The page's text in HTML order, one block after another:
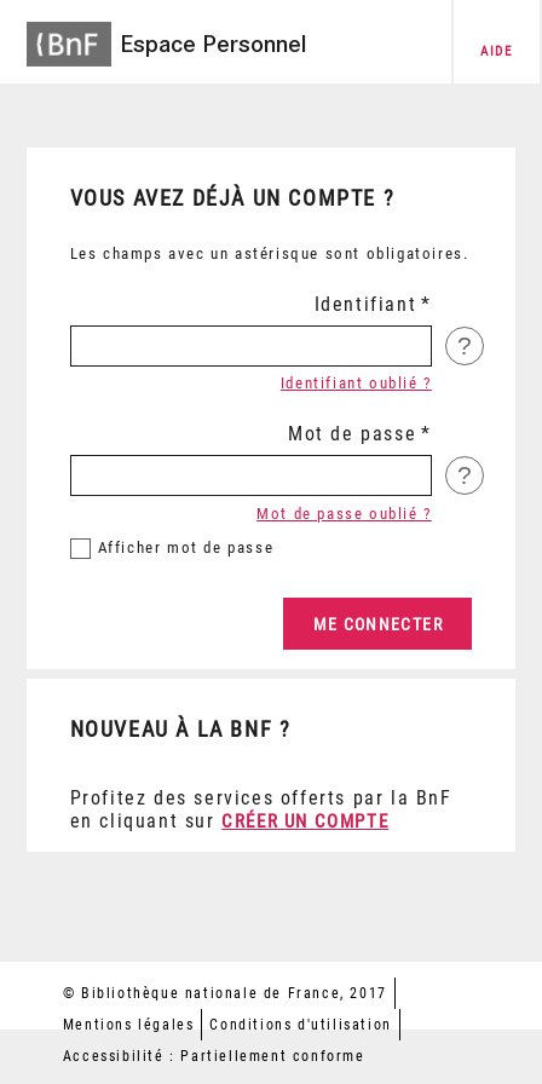
Espace Personnel AIDE
VOUS AVEZ DÉJÀ UN COMPTE ?
Les champs avec un astérisque sont obligatoires.
Identifiant
?
Identifiant oublié ?
Mot de passe
?
Afficher mot de passe
Mot de passe oublié ?
NOUVEAU À LA BNF ?
Profitez des services offerts par la BnF
en cliquant sur CRÉER UN COMPTE
© Bibliothèque nationale de France, 2017
Mentions légales
Conditions d'utilisation
Accessibilité : Partiellement conforme